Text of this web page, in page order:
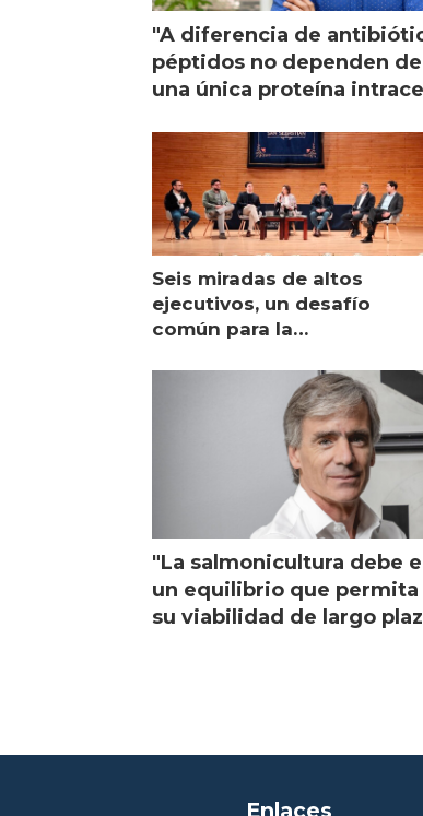
"A diferencia de
péptidos no dependen
una única proteína
Seis miradas de altos
ejecutivos, un desafío
común para la
"La salmonicultura debe
un equilibrio que permita
su viabilidad de largo